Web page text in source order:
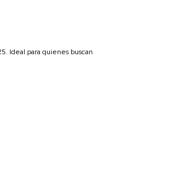
Ideal para quienes buscan